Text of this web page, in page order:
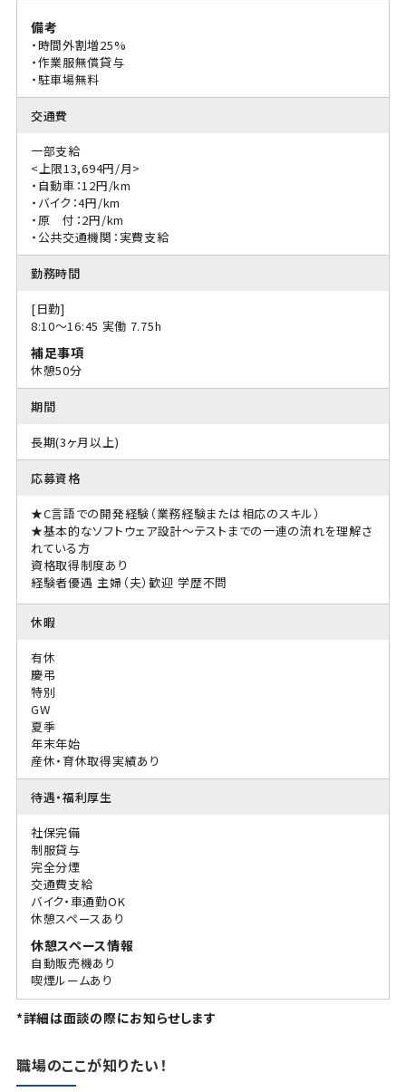
備考
・時間外割増25%
・作業服無償貸与
・駐車場無料
交通費
一部支給
<上限13,694円/月>
・自動車：12円/km
・バイク：4円/km
・原 付：2円/km
・公共交通機関：実費支給
勤務時間
[日勤]
8:10〜16:45 実働 7.75h
補足事項
休憩50分
期間
長期(3ヶ月以上)
応募資格
★C言語での開発経験（業務経験または相応のスキル）
★基本的なソフトウェア設計～テストまでの一連の流れを理解さ
れている方
資格取得制度あり
経験者優遇 主婦（夫）歓迎 学歴不問
休暇
有休
慶弔
特別
GW
夏季
年末年始
産休・育休取得実績あり
待遇・福利厚生
社保完備
制服貸与
完全分煙
交通費支給
バイク・車通勤OK
休憩スペースあり
休憩スペース情報
自動販売機あり
喫煙ルームあり
*詳細は面談の際にお知らせします
職場のここが知りたい！